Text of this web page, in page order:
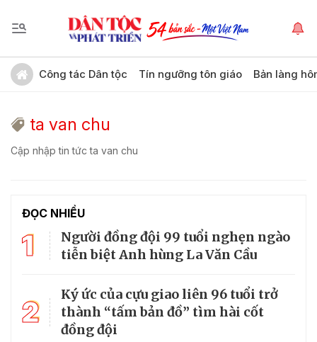
Công tác Dân tộc Tín ngưỡng tôn giáo Bản làng
ta van chu
Cập nhập tin tức ta van chu
ĐỌC NHIỀU
1
Người đồng đội 99 tuổi nghẹn ngào
tiễn biệt Anh hùng La Văn Cầu
2
Ký ức của cựu giao liên 96 tuổi trở
thành “tấm bản đồ” tìm hài cốt
đồng đội